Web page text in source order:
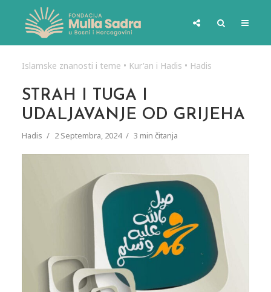
Islamske znanosti i teme • Kur'an i Hadis • Hadis
STRAH I TUGA I
UDALJAVANJE OD GRIJEHA
Hadis 2 Septembra, 2024 3 min čitanja